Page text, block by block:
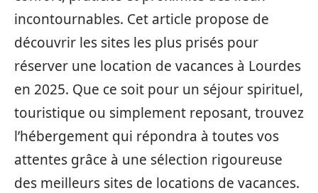
incontournables. Cet article propose de
découvrir les sites les plus prisés pour
réserver une location de vacances à Lourdes
en 2025. Que ce soit pour un séjour spirituel,
touristique ou simplement reposant, trouvez
l’hébergement qui répondra à toutes vos
attentes grâce à une sélection rigoureuse
des meilleurs sites de locations de vacances.